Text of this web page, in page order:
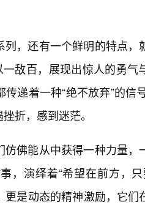
，还有一个鲜明的特点，
敌百，展现出惊人的勇气
递着一种“绝不放弃”的信
折，感到迷茫。
佛能从中获得一种力量，
，演绎着“希望在前方，
是动态的精神激励，它们